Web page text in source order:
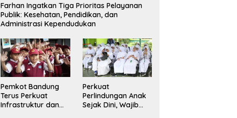
Farhan Ingatkan Tiga Prioritas Pelayanan
Publik: Kesehatan, Pendidikan, dan
Administrasi Kependudukan
Pemkot Bandung
Terus Perkuat
Infrastruktur dan
Perkuat
Perlindungan Anak
Sejak Dini, Wajib